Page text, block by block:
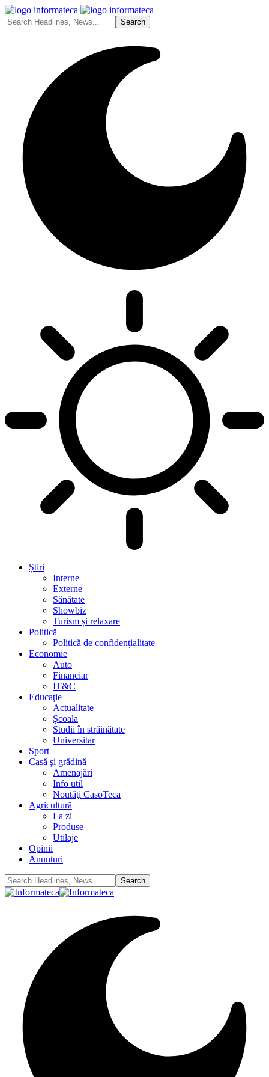
Știri
Interne
Externe
Sănătate
Showbiz
Turism și relaxare
Politică
Politică de confidențialitate
Economie
Auto
Financiar
IT&C
Educaţie
Actualitate
Şcoala
Studii în străinătate
Universitar
Sport
Casă şi grădină
Amenajări
Info util
Noutăţi CasoTeca
Agricultură
La zi
Produse
Utilaje
Opinii
Anunturi